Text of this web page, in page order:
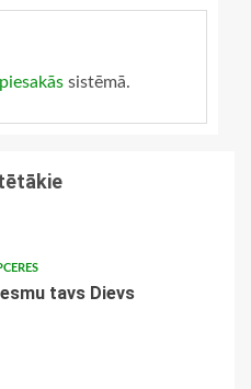
sistēmā.
tavs Dievs